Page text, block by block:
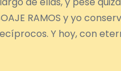
RAMOS y yo
Y hoy, con